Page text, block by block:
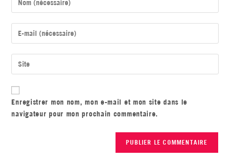
Enregistrer mon nom, mon e-mail et mon site dans le
navigateur pour mon prochain commentaire.